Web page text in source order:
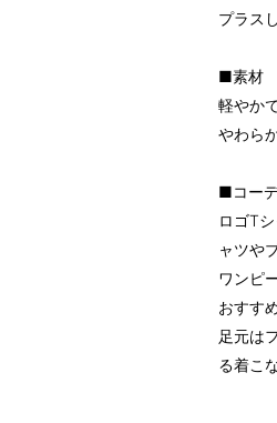
プラス
■素材
軽やか
やわら
■コー
ロゴT
ャツや
ワンピ
おすす
足元は
る着こ